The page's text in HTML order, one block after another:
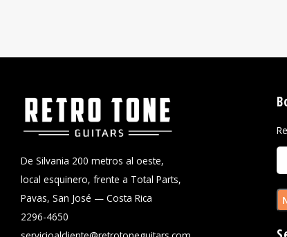
De Silvania 200 metros al oeste,
local esquinero, frente a Total Parts,
Pavas, San José — Costa Rica
2296-4650